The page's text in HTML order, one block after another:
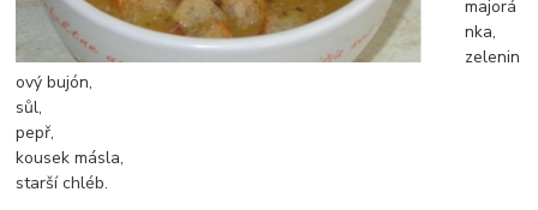
majorá
nka,
zelenin
ový bujón,
sůl,
pepř,
kousek másla,
starší chléb.